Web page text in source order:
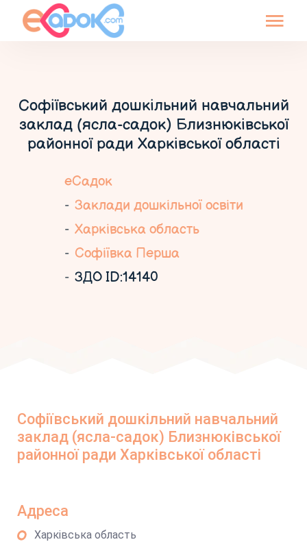
Софіївський дошкільний навчальний
заклад (ясла-садок) Близнюківської
районної ради Харківської області
еСадок
Заклади дошкільної освіти
Харківська область
Софіївка Перша
ЗДО ID:14140
Софіївський дошкільний навчальний
заклад (ясла-садок) Близнюківської
районної ради Харківської області
Адреса
Харківська область